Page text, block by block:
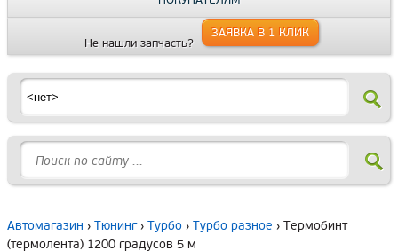
Не нашли запчасть?
ЗАЯВКА В 1 КЛИК
Автомагазин › Тюнинг› Турбо › Турбо разное › Термобинт
(термолента) 1200 градусов 5 м